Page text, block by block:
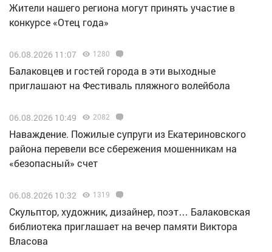
Жители нашего региона могут принять участие в
конкурсе «Отец года»
06.08.2026 11:07 1280
Балаковцев и гостей города в эти выходные
приглашают на Фестиваль пляжного волейбола
06.08.2026 10:49 2082
Наваждение. Пожилые супруги из Екатериновского
района перевели все сбережения мошенникам на
«безопасный» счет
06.08.2026 10:32 1319
Скульптор, художник, дизайнер, поэт… Балаковская
библиотека приглашает на вечер памяти Виктора
Власова